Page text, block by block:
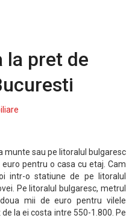
la pret de
munte sau pe litoralul bulgaresc
pentru o casa cu etaj. Cam
intr-o statiune de pe litoralul
Pe litoralul bulgaresc, metrul
mii de euro pentru vilele
la ei costa intre 550-1.800. Pe